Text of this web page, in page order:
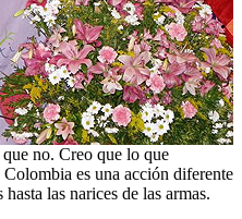
no. Creo que lo que
es una acción diferente
las narices de las armas.